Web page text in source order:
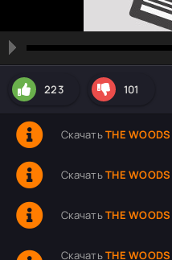
223 101
СкачатьTHE WOODS
СкачатьTHE WOODS
СкачатьTHE WOODS
СкачатьTHE WOODS